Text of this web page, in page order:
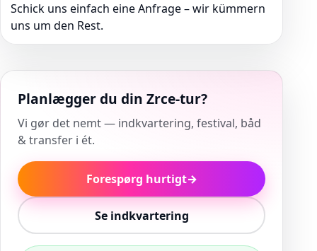
Schick uns einfach eine Anfrage – wir kümmern
uns um den Rest.
Planlægger du din Zrce-tur?
Vi gør det nemt — indkvartering, festival, båd
& transfer i ét.
Forespørg hurtigt→
Se indkvartering